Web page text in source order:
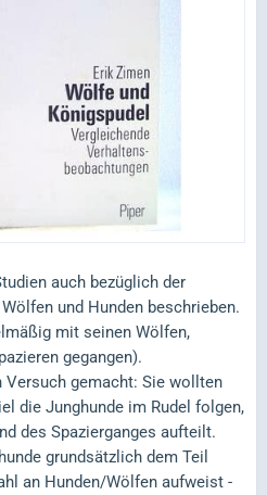
auch bezüglich der
und Hunden beschrieben.
mit seinen Wölfen,
gegangen).
Versuch gemacht: Sie wollten
die Junghunde im Rudel folgen,
des Spazierganges aufteilt.
grundsätzlich dem Teil
an Hunden/Wölfen aufweist -